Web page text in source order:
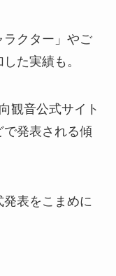
クター」やご
た実績も。
観音公式サイト
で発表される傾
表をこまめに